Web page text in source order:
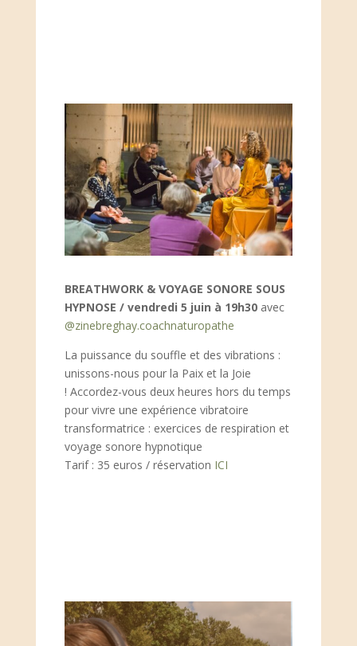
BREATHWORK & VOYAGE SONORE SOUS
HYPNOSE / vendredi 5 juin à 19h30 avec
@zinebreghay.coachnaturopathe
La puissance du souffle et des vibrations :
unissons-nous pour la Paix et la Joie
! Accordez-vous deux heures hors du temps
pour vivre une expérience vibratoire
transformatrice : exercices de respiration et
voyage sonore hypnotique
Tarif : 35 euros / réservation ICI